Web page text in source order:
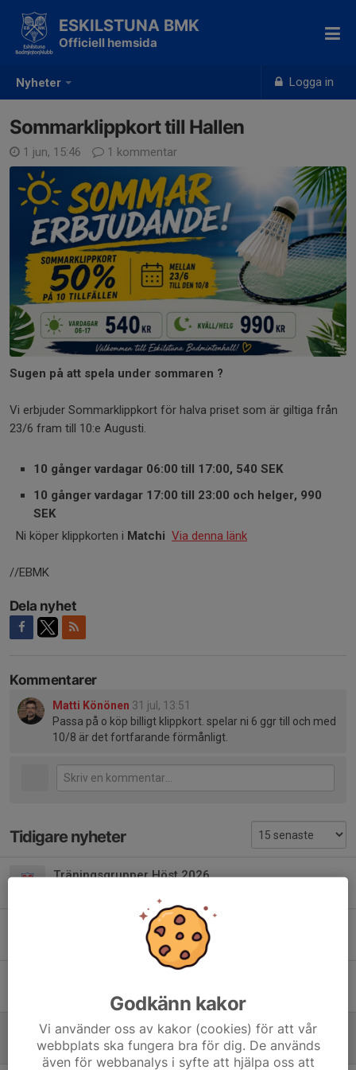
Nyheter Logga in
ESKILSTUNA BMK
Officiell hemsida
Sommarklippkort till Hallen
1 jun, 15:46 1 kommentar
Sugen på att spela under sommaren ?
Vi erbjuder Sommarklippkort för halva priset som är giltiga från
23/6 fram till 10:e Augusti.
10 gånger vardagar 06:00 till 17:00, 540 SEK
10 gånger vardagar 17:00 till 23:00 och helger, 990
SEK
Ni köper klippkorten i Matchi Via denna länk
//EBMK
Dela nyhet
Kommentarer
Matti Könönen 31 jul, 13:51
Passa på o köp billigt klippkort. spelar ni 6 ggr till och med
10/8 är det fortfarande förmånligt.
Tidigare nyheter
Träningsgrupper Höst 2026
Medlemsspel måndagar
0
12 jun, 13:17 0
Sommarklippkort till Hallen
1 jun, 15:46 1
Godkänn kakor
Vi använder oss av kakor (cookies) för att vår
webbplats ska fungera bra för dig. De används
även för webbanalys i syfte att hjälpa oss att